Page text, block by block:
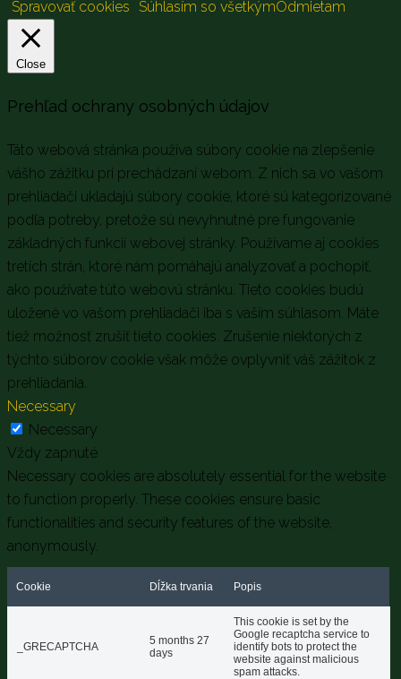
Spravovať cookies Súhlasím so všetkýmOdmietam
Close
Prehľad ochrany osobných údajov
Táto webová stránka používa súbory cookie na zlepšenie
vášho zážitku pri prechádzaní webom. Z nich sa vo vašom
prehliadači ukladajú súbory cookie, ktoré sú kategorizované
podľa potreby, pretože sú nevyhnutné pre fungovanie
základných funkcií webovej stránky. Používame aj cookies
tretích strán, ktoré nám pomáhajú analyzovať a pochopiť,
ako používate túto webovú stránku. Tieto cookies budú
uložené vo vašom prehliadači iba s vaším súhlasom. Máte
tiež možnosť zrušiť tieto cookies. Zrušenie niektorých z
týchto súborov cookie však môže ovplyvniť váš zážitok z
prehliadania.
Necessary
Necessary
Vždy zapnuté
Necessary cookies are absolutely essential for the website
to function properly. These cookies ensure basic
functionalities and security features of the website,
anonymously.
Cookie Dĺžka trvania Popis
_GRECAPTCHA
5 months 27
days
This cookie is set by the
Google recaptcha service to
identify bots to protect the
website against malicious
spam attacks.